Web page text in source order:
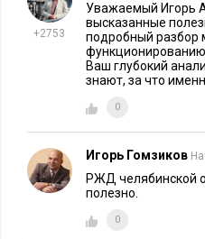
+2753
Уважаемый Игорь
высказанные
подробный разбор
Ваш глубокий
знают, за что
0
Игорь Гомзиков
РЖД челябинской
полезно.
0